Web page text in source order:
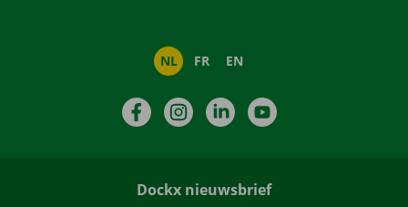
NL FR EN
FacebookInstagramLinkedIn
Dockx nieuwsbrief